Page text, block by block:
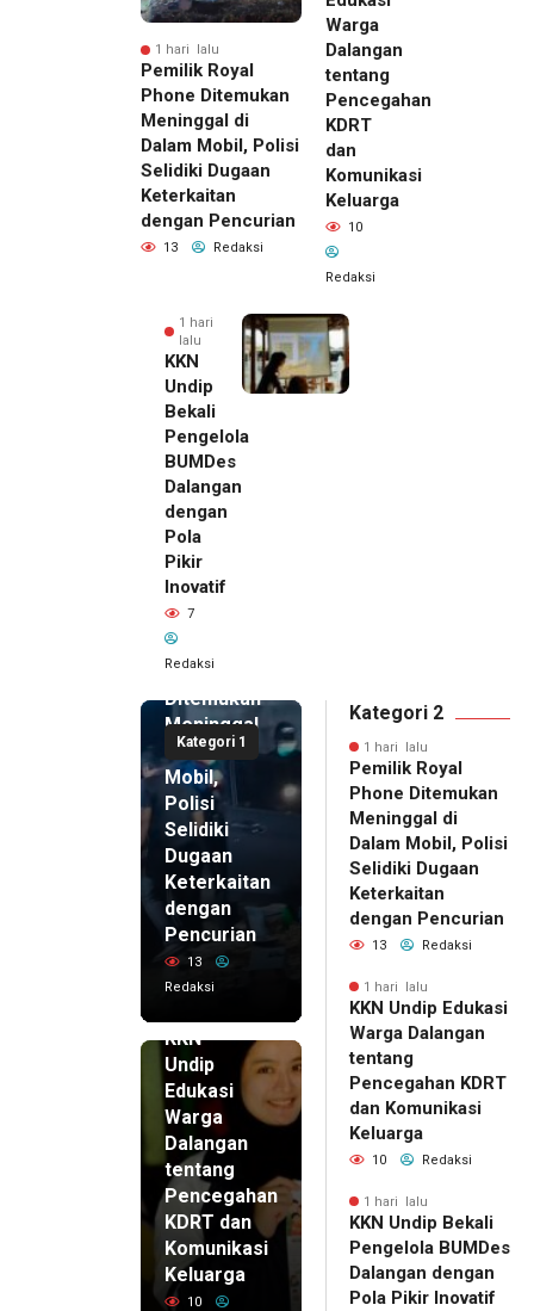
1 hari lalu
Pemilik Royal
Phone Ditemukan
Meninggal di
Dalam Mobil, Polisi
Selidiki Dugaan
Keterkaitan
dengan Pencurian
13 Redaksi
Warga
Dalangan
tentang
Pencegahan
KDRT
dan
Komunikasi
Keluarga
10
Redaksi
1 hari
lalu
KKN
Undip
Bekali
Pengelola
BUMDes
Dalangan
dengan
Pola
Pikir
Inovatif
7
Redaksi
Kategori 1
1 hari lalu
Pemilik
Royal
Phone
Ditemukan
Meninggal
di Dalam
Mobil,
Polisi
Selidiki
Dugaan
Keterkaitan
dengan
Pencurian
13
Redaksi
KKN
Undip
Edukasi
Warga
Dalangan
tentang
Pencegahan
KDRT dan
Komunikasi
Keluarga
10
Kategori 2
1 hari lalu
Pemilik Royal
Phone Ditemukan
Meninggal di
Dalam Mobil, Polisi
Selidiki Dugaan
Keterkaitan
dengan Pencurian
13 Redaksi
1 hari lalu
KKN Undip Edukasi
Warga Dalangan
tentang
Pencegahan KDRT
dan Komunikasi
Keluarga
10 Redaksi
1 hari lalu
KKN Undip Bekali
Pengelola BUMDes
Dalangan dengan
Pola Pikir Inovatif